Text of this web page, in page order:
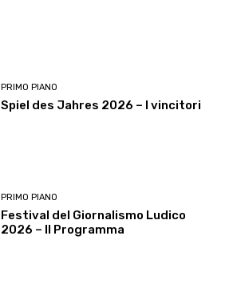
PRIMO PIANO
Spiel des Jahres 2026 – I vincitori
PRIMO PIANO
Festival del Giornalismo Ludico
2026 – Il Programma